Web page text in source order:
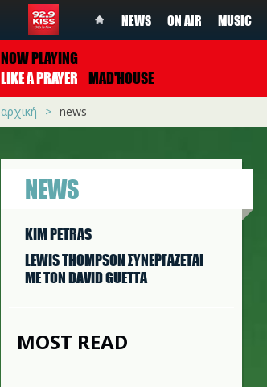
NEWS ON AIR MUSIC
NOW PLAYING
LIKE A PRAYER
MAD'HOUSE
αρχική news
NEWS
KIM PETRAS
LEWIS THOMPSON ΣΥΝΕΡΓAΖΕΤΑΙ
ΜΕ ΤΟΝ DAVID GUETTA
MOST READ